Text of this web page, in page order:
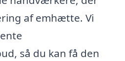
af emhætte. Vi
så du kan få den